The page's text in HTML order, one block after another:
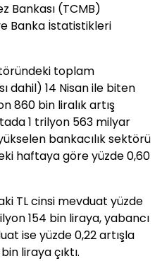
Bankası (TCMB)
Banka İstatistikleri
toplam
dahil) 14 Nisan ile biten
860 bin liralık artış
1 trilyon 563 milyar
bankacılık sektörü
haftaya göre yüzde 0,60
TL cinsi mevduat yüzde
154 bin liraya, yabancı
ise yüzde 0,22 artışla
liraya çıktı.